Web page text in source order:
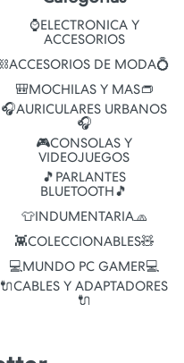
⌚ELECTRONICA Y
ACCESORIOS
⛓️ACCESORIOS DE MODA💍
🎒MOCHILAS Y MAS👝
🎧AURICULARES URBANOS
🎧
🎮CONSOLAS Y
VIDEOJUEGOS
🎵PARLANTES
BLUETOOTH🎵
👕INDUMENTARIA🧢
👾COLECCIONABLES🧸
💻MUNDO PC GAMER💻
🔌CABLES Y ADAPTADORES
🔌